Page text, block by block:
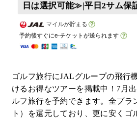
日は選択可能≫|平日2サム保
マイルが貯まる
予約後すぐにe-チケットが送られます
ゴルフ旅行にJALグループの飛行
けるお得なツアーを掲載中！7月
ルフ旅行を予約できます。全プラ
ト）を還元しており、更に安くゴ